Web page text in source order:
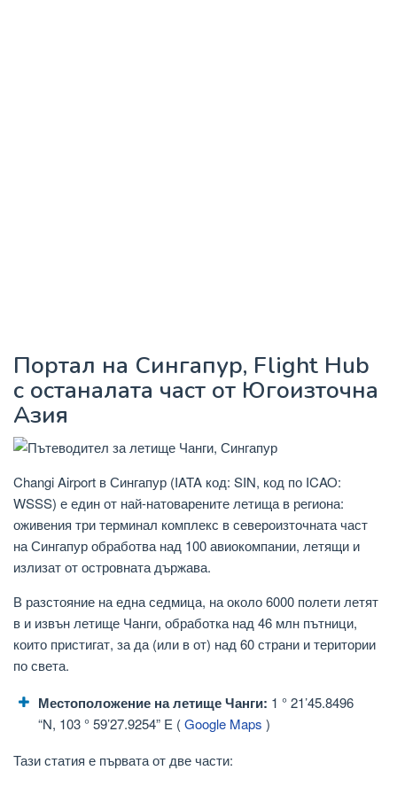
Портал на Сингапур, Flight Hub
с останалата част от Югоизточна
Азия
Changi Airport в Сингапур (IATA код: SIN, код по ICAO:
WSSS) е един от най-натоварените летища в региона:
оживения три терминал комплекс в североизточната част
на Сингапур обработва над 100 авиокомпании, летящи и
излизат от островната държава.
В разстояние на една седмица, на около 6000 полети летят
в и извън летище Чанги, обработка над 46 млн пътници,
които пристигат, за да (или в от) над 60 страни и територии
по света.
Местоположение на летище Чанги: 1 ° 21’45.8496
“N, 103 ° 59’27.9254” E (Google Maps )
Тази статия е първата от две части: